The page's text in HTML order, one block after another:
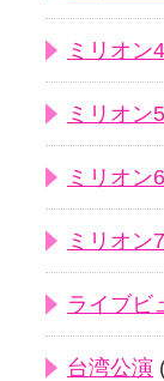
ミリオン
ミリオン
ミリオン
ミリオン
ライブビ
台湾公演